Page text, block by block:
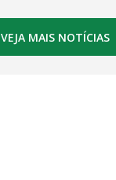
VEJA MAIS NOTÍCIAS